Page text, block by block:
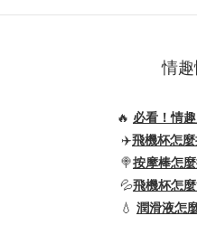
情
🔥 必看！情
✈️飛機杯怎
🍭按摩棒怎
💦飛機杯怎
💧 潤滑液怎